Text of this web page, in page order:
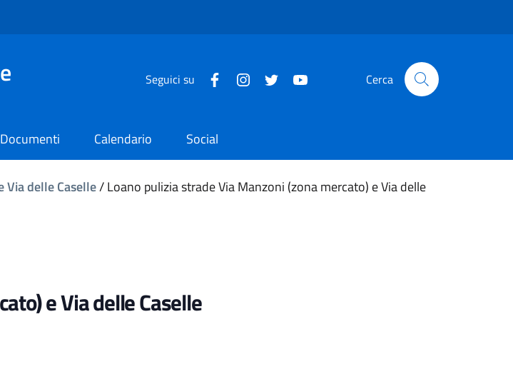
Seguici su Cerca
Documenti Calendario Social
Via delle Caselle/Loano pulizia strade Via Manzoni (zona mercato) e Via delle
e Via delle Caselle